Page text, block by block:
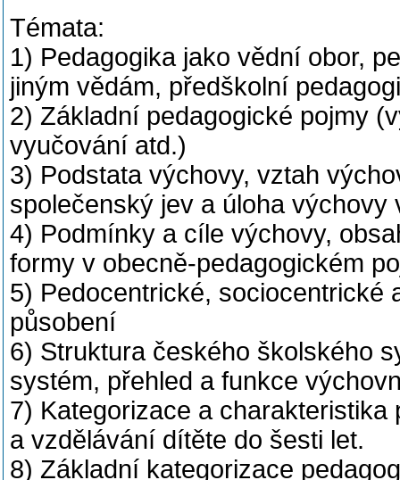
Témata:
1) Pedagogika jako vědní obor,
jiným vědám, předškolní
2) Základní pedagogické pojmy
vyučování atd.)
3) Podstata výchovy, vztah
společenský jev a úloha výchovy
4) Podmínky a cíle výchovy,
formy v obecně-pedagogickém
5) Pedocentrické, sociocentrické
působení
6) Struktura českého školského
systém, přehled a funkce
7) Kategorizace a
a vzdělávání dítěte do šesti let.
8) Základní kategorizace